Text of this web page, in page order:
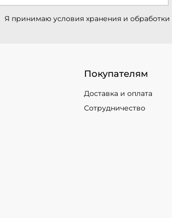
Я принимаю условия хранения и обработки
Покупателям
Доставка и оплата
Сотрудничество